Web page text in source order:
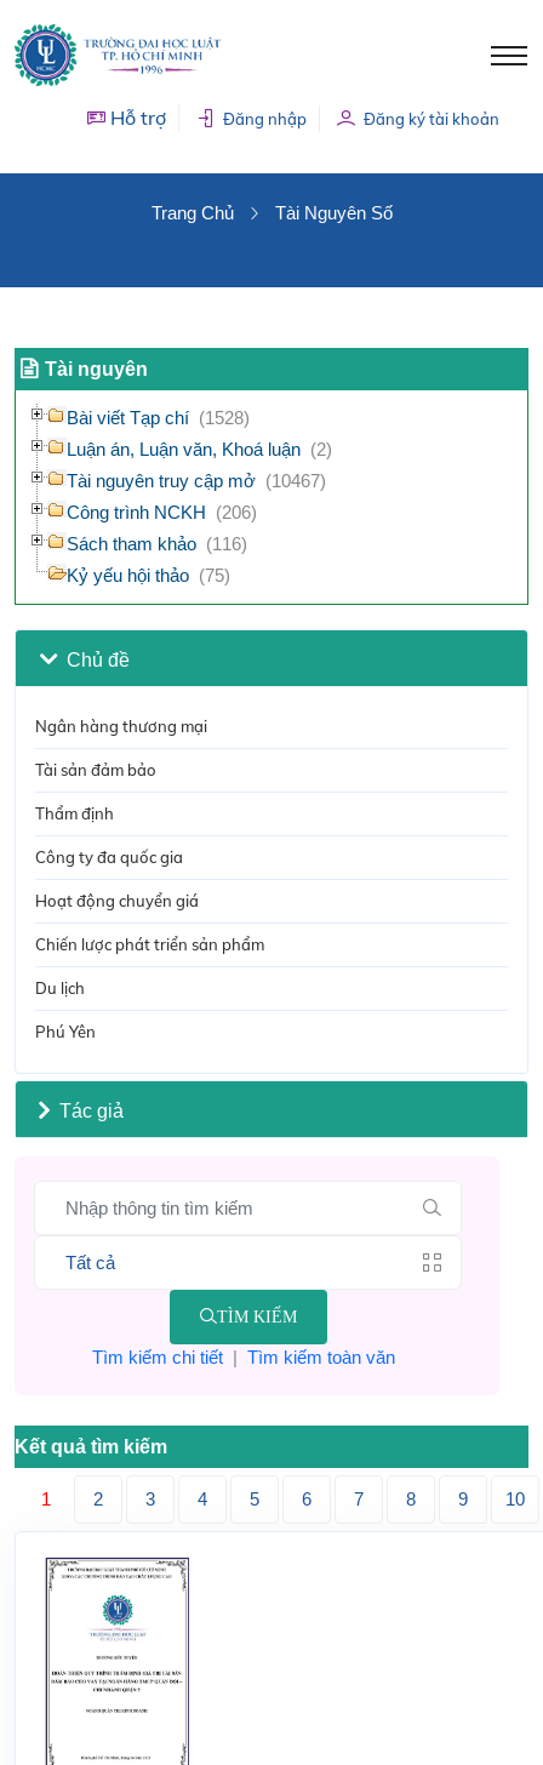
Hỗ trợ Đăng nhập Đăng ký tài khoản
Trang Chủ Tài Nguyên Số
Tài nguyên
Bài viết Tạp chí (1528)
Luận án, Luận văn, Khoá luận (2)
Tài nguyên truy cập mở (10467)
Công trình NCKH (206)
Sách tham khảo (116)
Kỷ yếu hội thảo (75)
Chủ đề
Ngân hàng thương mại
Tài sản đảm bảo
Thẩm định
Công ty đa quốc gia
Hoạt động chuyển giá
Chiến lược phát triển sản phẩm
Du lịch
Phú Yên
Tác giả
TÌM KIẾM
Tìm kiếm chi tiết| Tìm kiếm toàn văn
Kết quả tìm kiếm
1 2 3 4 5 6 7 8 9 10